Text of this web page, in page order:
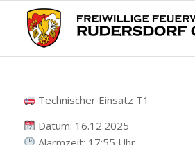
Technischer Einsatz T1
Datum: 16.12.2025
Alarmzeit: 17:55 Uhr